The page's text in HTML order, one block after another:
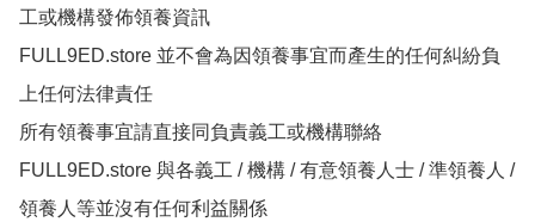
工或機構發佈領養資訊
FULL9ED.store 並不會為因領養事宜而產生的任何糾紛負
上任何法律責任
所有領養事宜請直接同負責義工或機構聯絡
FULL9ED.store 與各義工 / 機構 / 有意領養人士 / 準領養人 /
領養人等並沒有任何利益關係